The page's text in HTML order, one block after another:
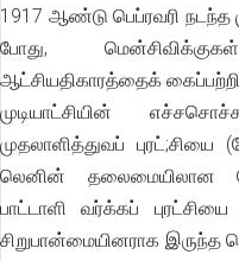
1917 ஆண்டு பெப்ரவரி நடந்த
போது,
ஆட்சியதிகாரத்தைக்
முடியாட்சியின்
முதலாளித்துவப்
லெனின் தலைமையிலான
பாட்டாளி வர்க்கப்
சிறுபான்மையினராக